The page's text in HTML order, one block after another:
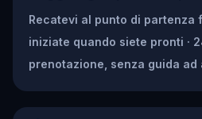
Recatevi al punto di partenza
iniziate quando siete pronti ·
prenotazione, senza guida ad